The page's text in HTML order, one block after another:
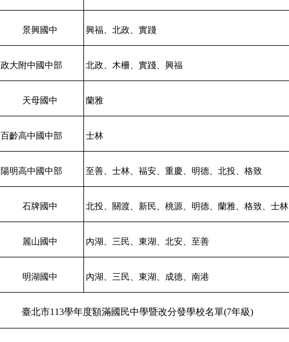
景興國中 興福、北政、實踐
政大附中國中部 北政、木柵、實踐、興福
天母國中 蘭雅
百齡高中國中部 士林
陽明高中國中部 至善、士林、福安、重慶、明德、北投、格致
石牌國中 北投、關渡、新民、桃源、明德、蘭雅、格致、士林
麗山國中 內湖、三民、東湖、北安、至善
明湖國中 內湖、三民、東湖、成德、南港
臺北市113學年度額滿國民中學暨改分發學校名單(7年級)